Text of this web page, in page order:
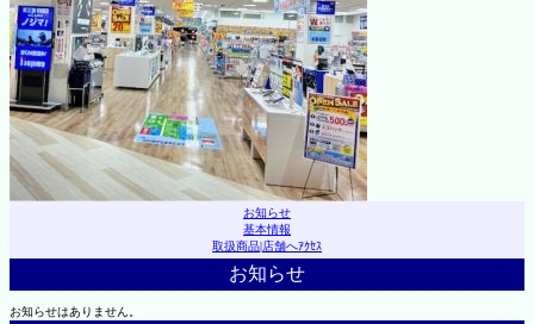
お知らせ
基本情報
取扱商品|店舗へｱｸｾｽ
お知らせ
お知らせはありません。